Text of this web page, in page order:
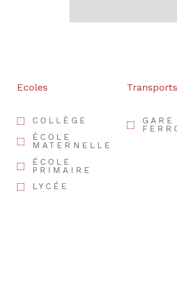
Ecoles
COLLÈGE
ÉCOLE
MATERNELLE
ÉCOLE
PRIMAIRE
LYCÉE
Transports
GARE